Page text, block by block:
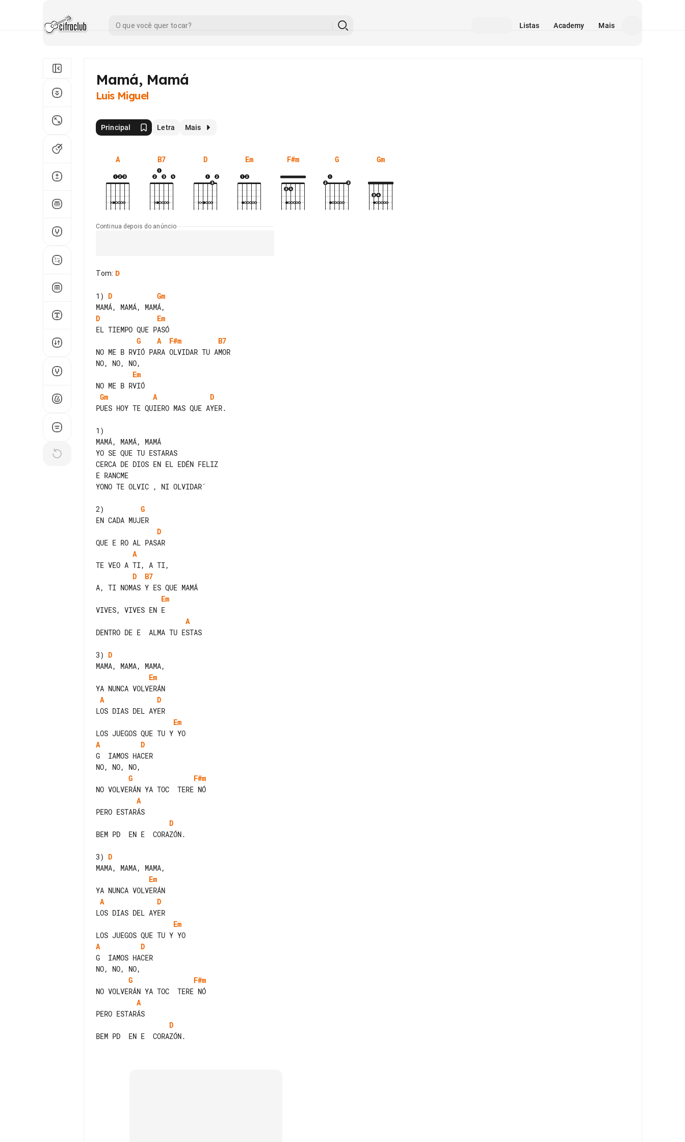
Listas Academy Mais
Mamá, Mamá
Luis Miguel
Principal Letra Mais
A B7 D Em F#m G Gm
Continua depois do anúncio
Tom: D
1) D
Gm
D
Em
G
A F#m
B7
NO ME B RVIÓ PARA OLVIDAR TU AMOR
Em
Gm
A
D
PUES HOY TE QUIERO MAS QUE AYER.
1)
MAMÁ, MAMÁ, MAMÁ
YO SE QUE TU ESTARAS
CERCA DE DIOS EN EL EDÉN FELIZ
E RANCME
YONO TE OLVIC , NI OLVIDAR´
2) G
D
A
D
B7
Em
A
DENTRO DE E  ALMA TU ESTAS
3) D
Em
A
D
Em
A
D
G  IAMOS HACER
G
F#m
A
D
BEM PD  EN E  CORAZÓN.
3) D
Em
A
D
Em
A
D
G  IAMOS HACER
G
F#m
A
D
BEM PD  EN E  CORAZÓN.